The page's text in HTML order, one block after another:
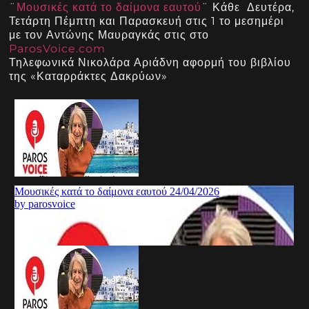
¨ Μουσικές κατά το δαίμονα εαυτού ¨ Κάθε Δευτέρα,
Τετάρτη Πέμπτη και Παρασκευή στις 1 το μεσημέρι
με τον Αντώνης Μαυραγκάς στις στο
ParosVoice.com
Τηλεφωνικά Νικολάρα Αριάδνη αφορμή του βιβλίου
της «Καταρράκτες Δακρύων»